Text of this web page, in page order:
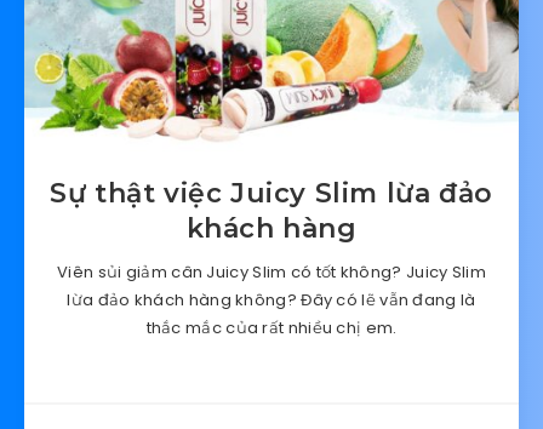
Sự thật việc Juicy Slim lừa đảo
khách hàng
Viên sủi giảm cân Juicy Slim có tốt không? Juicy Slim
lừa đảo khách hàng không? Đây có lẽ vẫn đang là
thắc mắc của rất nhiều chị em.